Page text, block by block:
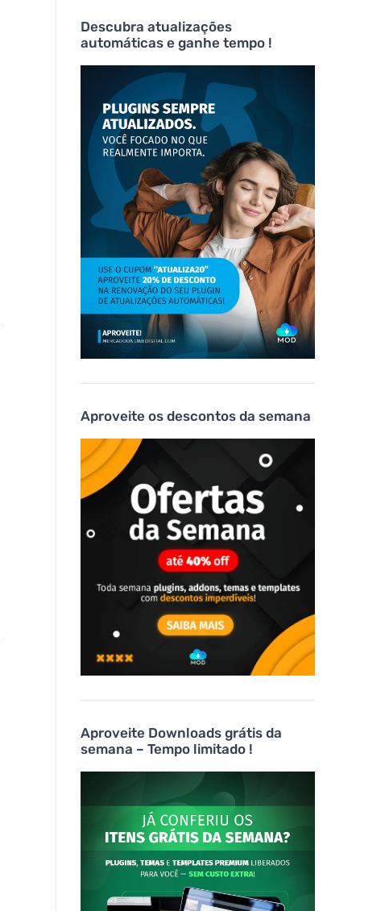
Descubra atualizações
automáticas e ganhe tempo !
Aproveite os descontos da semana
Aproveite Downloads grátis da
semana – Tempo limitado !